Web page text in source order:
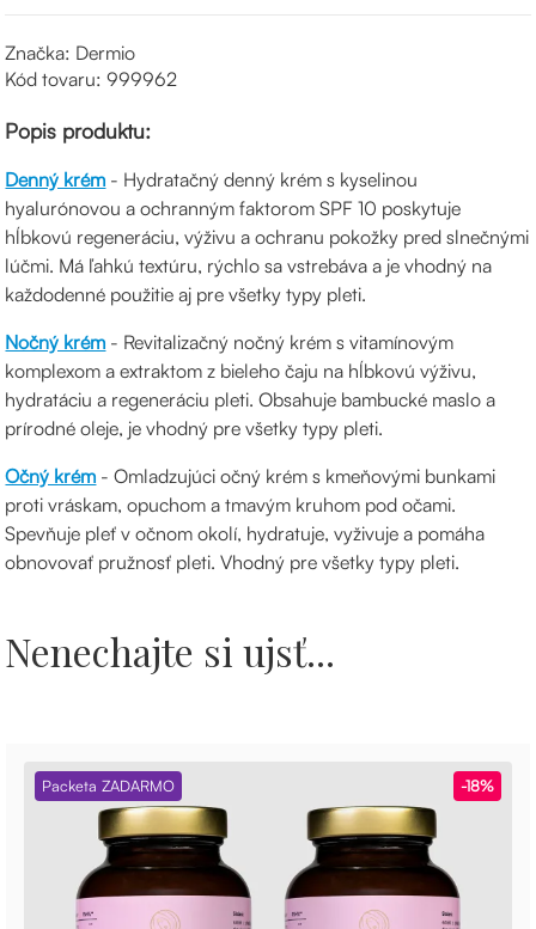
Značka: Dermio
Kód tovaru: 999962
Popis produktu:
Denný krém - Hydratačný denný krém s kyselinou
hyalurónovou a ochranným faktorom SPF 10 poskytuje
hĺbkovú regeneráciu, výživu a ochranu pokožky pred slnečnými
lúčmi. Má ľahkú textúru, rýchlo sa vstrebáva a je vhodný na
každodenné použitie aj pre všetky typy pleti.
Nočný krém - Revitalizačný nočný krém s vitamínovým
komplexom a extraktom z bieleho čaju na hĺbkovú výživu,
hydratáciu a regeneráciu pleti. Obsahuje bambucké maslo a
prírodné oleje, je vhodný pre všetky typy pleti.
Očný krém - Omladzujúci očný krém s kmeňovými bunkami
proti vráskam, opuchom a tmavým kruhom pod očami.
Spevňuje pleť v očnom okolí, hydratuje, vyživuje a pomáha
obnovovať pružnosť pleti. Vhodný pre všetky typy pleti.
Nenechajte si ujsť...
-18%
Packeta ZADARMO